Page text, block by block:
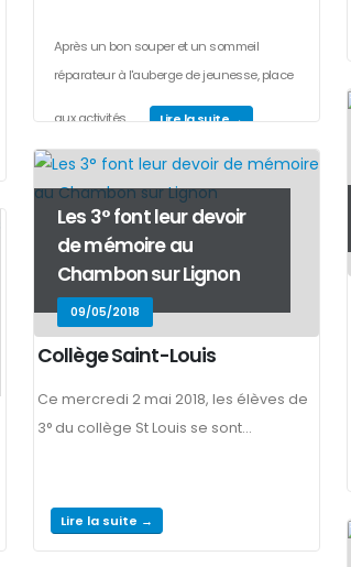
Après un bon souper et un sommeil
réparateur à l'auberge de jeunesse, place
aux activités... Lire la suite →
Les 3° font leur devoir
de mémoire au
Chambon sur Lignon
09/05/2018
Collège Saint-Louis
Ce mercredi 2 mai 2018, les élèves de
3° du collège St Louis se sont...
Lire la suite →